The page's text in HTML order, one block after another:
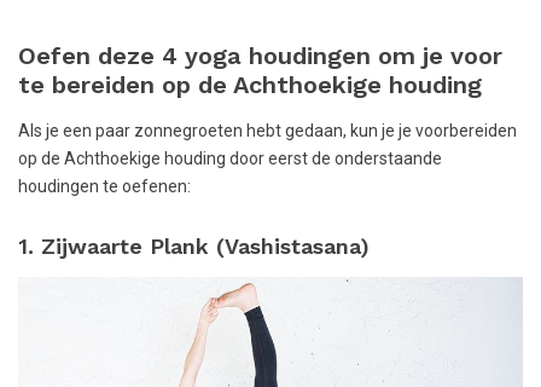
Oefen deze 4 yoga houdingen om je voor
te bereiden op de Achthoekige houding
Als je een paar zonnegroeten hebt gedaan, kun je je voorbereiden
op de Achthoekige houding door eerst de onderstaande
houdingen te oefenen:
1. Zijwaarte Plank (Vashistasana)